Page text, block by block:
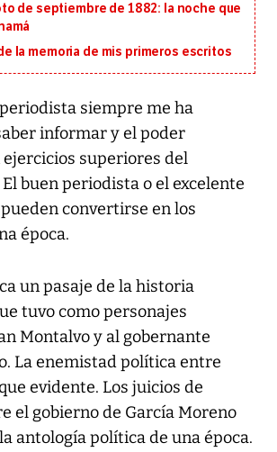
de septiembre de 1882: la noche que
la memoria de mis primeros escritos
siempre me ha
informar y el poder
superiores del
buen periodista o el excelente
convertirse en los
época.
un pasaje de la historia
tuvo como personajes
Montalvo y al gobernante
La enemistad política entre
evidente. Los juicios de
el gobierno de García Moreno
antología política de una época.